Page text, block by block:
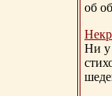
об
Ни у